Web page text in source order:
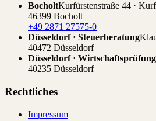
BocholtKurfürstenstraße 44 ·
46399 Bocholt
+49 2871 27575-0
Düsseldorf · Steuerberatung
40472 Düsseldorf
Düsseldorf · Wirtschaftsprüfung
40235 Düsseldorf
Rechtliches
Impressum